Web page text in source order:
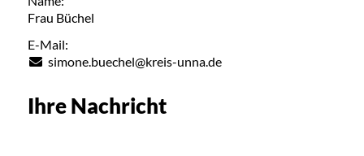
Frau Büchel
E-Mail:
simone.buechel@kreis-unna.de
Ihre Nachricht